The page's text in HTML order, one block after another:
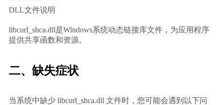
DLL文件说明
libcurl_shca.dll是Windows系统动态链接库文件，为应用程序
提供共享函数和资源。
二、缺失症状
当系统中缺少 libcurl_shca.dll 文件时，您可能会遇到以下问